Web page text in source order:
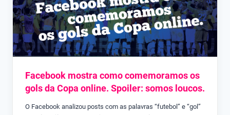
Facebook mostra como comemoramos os
gols da Copa online. Spoiler: somos loucos.
O Facebook analizou posts com as palavras “futebol” e “gol”